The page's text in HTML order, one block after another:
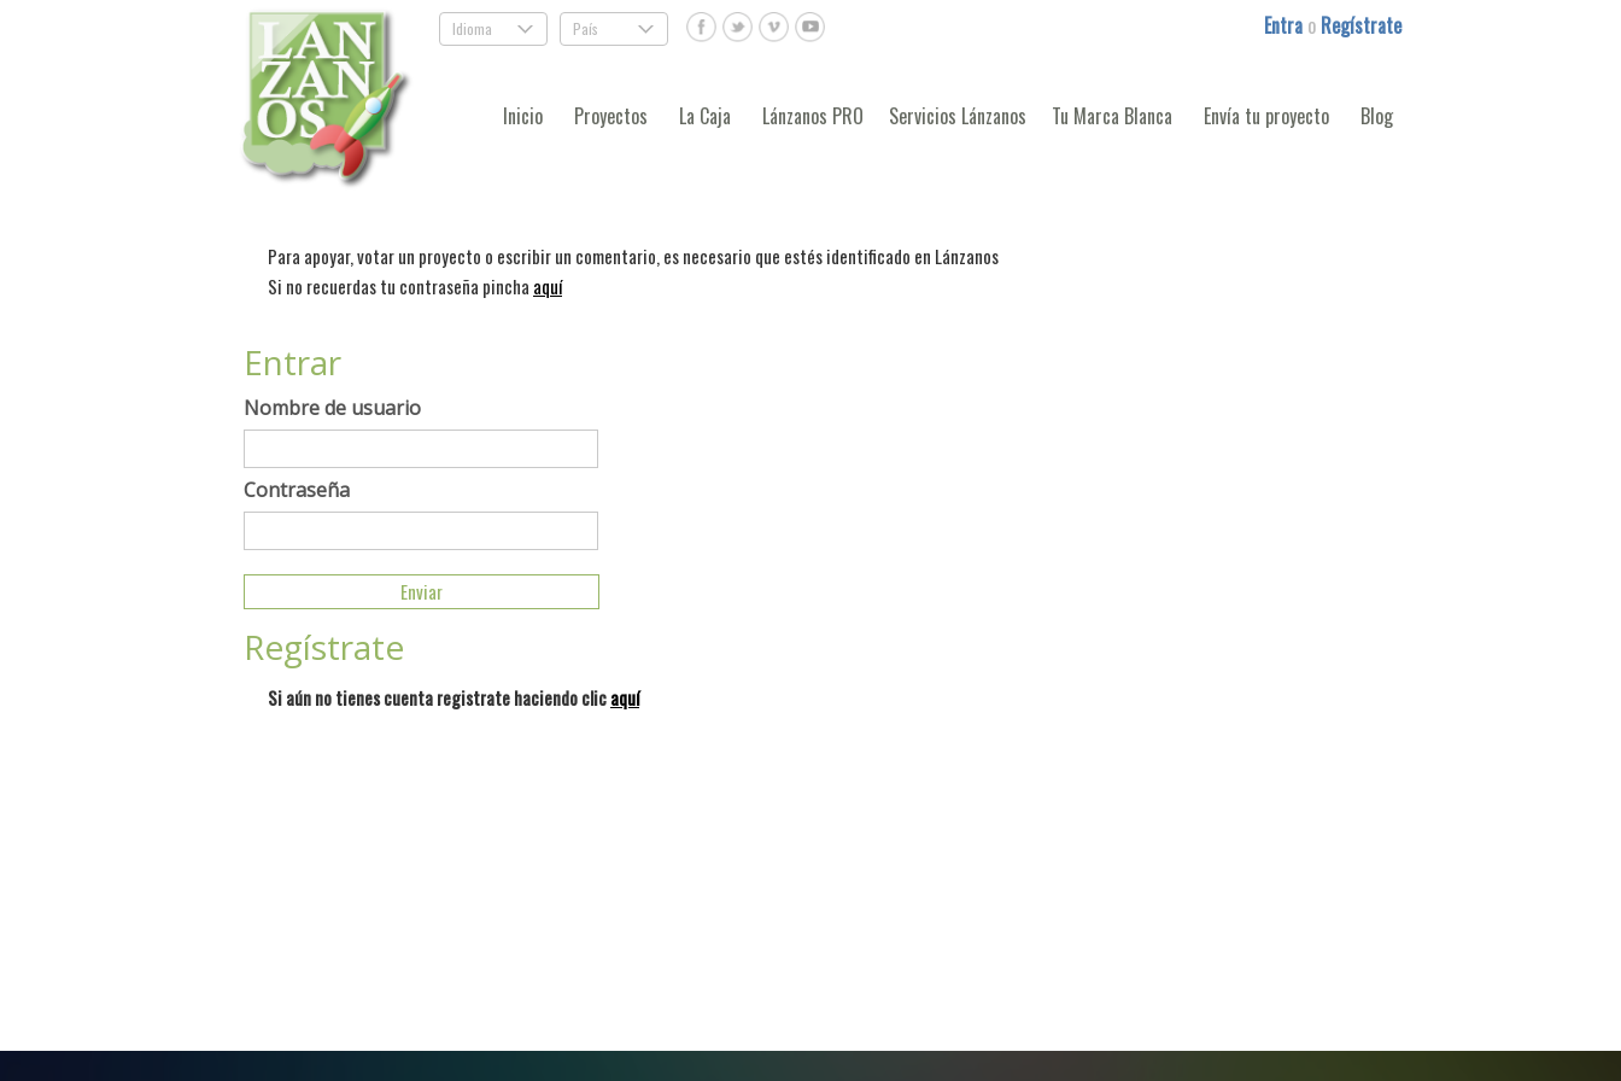
Idioma . País . Entra o Regístrate
Inicio Proyectos La Caja Lánzanos PRO Servicios Lánzanos Tu Marca Blanca Envía tu proyecto Blog
Para apoyar, votar un proyecto o escribir un comentario, es necesario que estés identificado en Lánzanos
Si no recuerdas tu contraseña pincha aquí
Entrar
Nombre de usuario
Contraseña
Regístrate
Si aún no tienes cuenta registrate haciendo clicaquí